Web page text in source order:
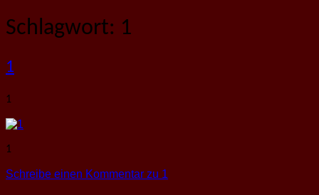
Schlagwort: 1
1
1
1
Schreibe einen Kommentar zu 1